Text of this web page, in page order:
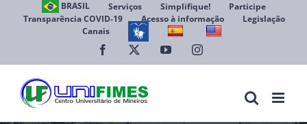
BRASIL Serviços Simplifique!
Participe
Transparência COVID-19
Acesso à informação
Legislação
Canais
Facebook YouTubeInstagram